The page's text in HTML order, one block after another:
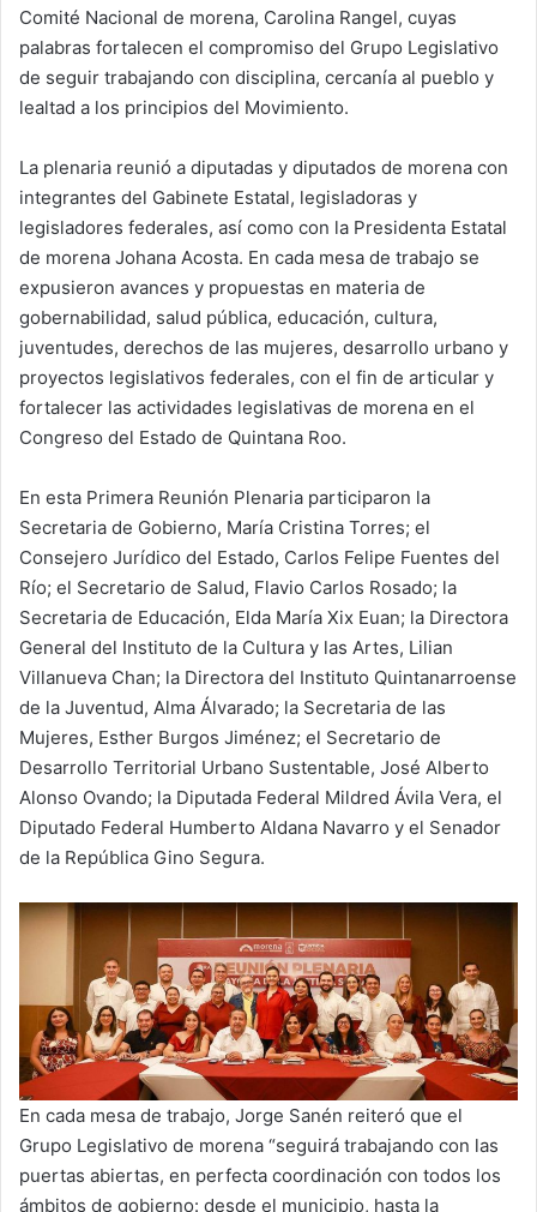
Comité Nacional de morena, Carolina Rangel, cuyas
palabras fortalecen el compromiso del Grupo Legislativo
de seguir trabajando con disciplina, cercanía al pueblo y
lealtad a los principios del Movimiento.
La plenaria reunió a diputadas y diputados de morena con
integrantes del Gabinete Estatal, legisladoras y
legisladores federales, así como con la Presidenta Estatal
de morena Johana Acosta. En cada mesa de trabajo se
expusieron avances y propuestas en materia de
gobernabilidad, salud pública, educación, cultura,
juventudes, derechos de las mujeres, desarrollo urbano y
proyectos legislativos federales, con el fin de articular y
fortalecer las actividades legislativas de morena en el
Congreso del Estado de Quintana Roo.
En esta Primera Reunión Plenaria participaron la
Secretaria de Gobierno, María Cristina Torres; el
Consejero Jurídico del Estado, Carlos Felipe Fuentes del
Río; el Secretario de Salud, Flavio Carlos Rosado; la
Secretaria de Educación, Elda María Xix Euan; la Directora
General del Instituto de la Cultura y las Artes, Lilian
Villanueva Chan; la Directora del Instituto Quintanarroense
de la Juventud, Alma Álvarado; la Secretaria de las
Mujeres, Esther Burgos Jiménez; el Secretario de
Desarrollo Territorial Urbano Sustentable, José Alberto
Alonso Ovando; la Diputada Federal Mildred Ávila Vera, el
Diputado Federal Humberto Aldana Navarro y el Senador
de la República Gino Segura.
En cada mesa de trabajo, Jorge Sanén reiteró que el
Grupo Legislativo de morena “seguirá trabajando con las
puertas abiertas, en perfecta coordinación con todos los
ámbitos de gobierno: desde el municipio, hasta la